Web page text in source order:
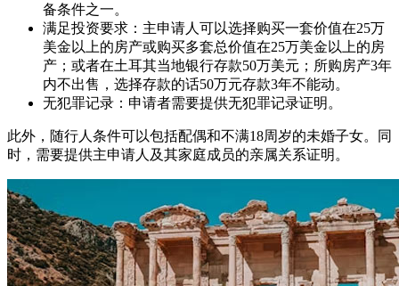
备条件之一。
满足投资要求：主申请人可以选择购买一套价值在25万
美金以上的房产或购买多套总价值在25万美金以上的房
产；或者在土耳其当地银行存款50万美元；所购房产3年
内不出售，选择存款的话50万元存款3年不能动。
无犯罪记录：申请者需要提供无犯罪记录证明。
此外，随行人条件可以包括配偶和不满18周岁的未婚子女。同
时，需要提供主申请人及其家庭成员的亲属关系证明。